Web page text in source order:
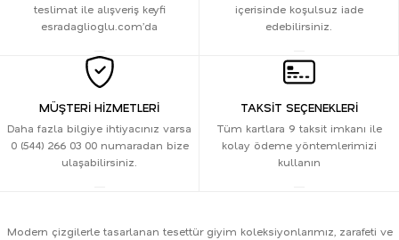
teslimat ile alışveriş keyfi
esradaglioglu.com’da
içerisinde koşulsuz iade
edebilirsiniz.
MÜŞTERİ HİZMETLERİ
Daha fazla bilgiye ihtiyacınız varsa
0 (544) 266 03 00 numaradan bize
ulaşabilirsiniz.
TAKSİT SEÇENEKLERİ
Tüm kartlara 9 taksit imkanı ile
kolay ödeme yöntemlerimizi
kullanın
Modern çizgilerle tasarlanan tesettür giyim koleksiyonlarımız, zarafeti ve